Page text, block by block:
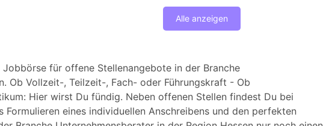
Alle anzeigen
für offene Stellenangebote in der Branche
Ob Vollzeit-, Teilzeit-, Fach- oder Führungskraft - Ob
Hier wirst Du fündig. Neben offenen Stellen findest Du bei
eines individuellen Anschreibens und den perfekten